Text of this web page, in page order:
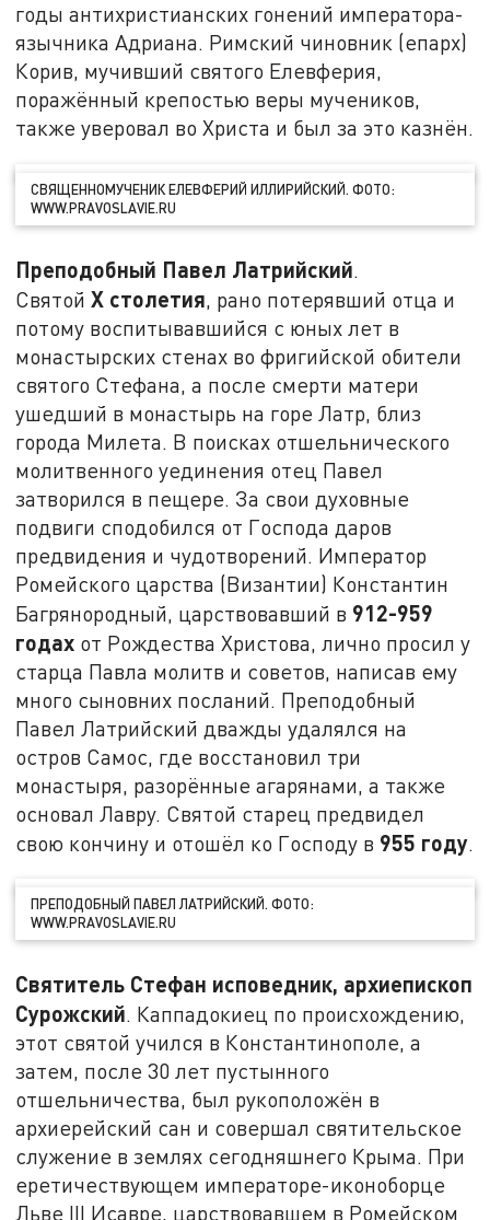
годы антихристианских гонений императора-
язычника Адриана. Римский чиновник (епарх)
Корив, мучивший святого Елевферия,
поражённый крепостью веры мучеников,
также уверовал во Христа и был за это казнён.
СВЯЩЕННОМУЧЕНИК ЕЛЕВФЕРИЙ ИЛЛИРИЙСКИЙ. ФОТО:
WWW.PRAVOSLAVIE.RU
Преподобный Павел Латрийский
СвятойX столетия , рано потерявший отца и
потому воспитывавшийся с юных лет в
монастырских стенах во фригийской обители
святого Стефана, а после смерти матери
ушедший в монастырь на горе Латр, близ
города Милета. В поисках отшельнического
молитвенного уединения отец Павел
затворился в пещере. За свои духовные
подвиги сподобился от Господа даров
предвидения и чудотворений. Император
Ромейского царства (Византии) Константин
Багрянородный, царствовавший в 912-959
годах от Рождества Христова, лично просил у
старца Павла молитв и советов, написав ему
много сыновних посланий. Преподобный
Павел Латрийский дважды удалялся на
остров Самос, где восстановил три
монастыря, разорённые агарянами, а также
основал Лавру. Святой старец предвидел
свою кончину и отошёл ко Господу в 955 году
ПРЕПОДОБНЫЙ ПАВЕЛ ЛАТРИЙСКИЙ. ФОТО:
WWW.PRAVOSLAVIE.RU
Святитель Стефан исповедник, архиепископ
Сурожский. Каппадокиец по происхождению,
этот святой учился в Константинополе, а
затем, после 30 лет пустынного
отшельничества, был рукоположён в
архиерейский сан и совершал святительское
служение в землях сегодняшнего Крыма. При
еретичествующем императоре-иконоборце
Льве III Исавре, царствовавшем в Ромейском